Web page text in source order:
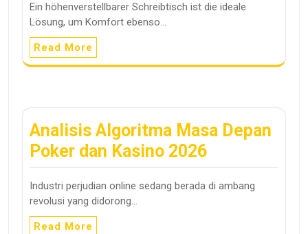
Ein höhenverstellbarer Schreibtisch ist die ideale
Lösung, um Komfort ebenso…
Read More
Analisis Algoritma Masa Depan
Poker dan Kasino 2026
Industri perjudian online sedang berada di ambang
revolusi yang didorong…
Read More